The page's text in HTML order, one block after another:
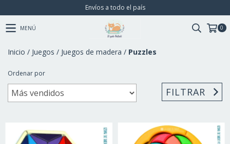
Envíos a todo el país
MENÚ 0
Inicio / Juegos / Juegos de madera / Puzzles
Ordenar por
FILTRAR